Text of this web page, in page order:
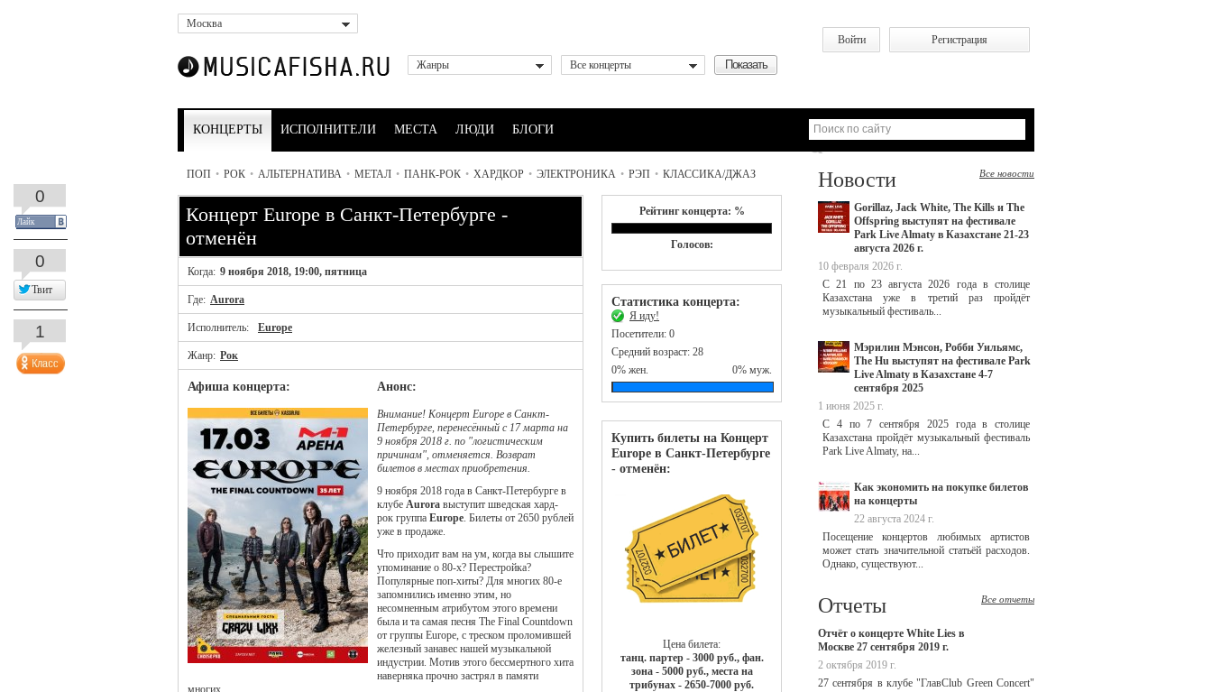
Москва
Войти
Регистрация
Жанры
Все концерты
КОНЦЕРТЫ ИСПОЛНИТЕЛИ МЕСТА ЛЮДИ БЛОГИ
ПОП • РОК • АЛЬТЕРНАТИВА • МЕТАЛ • ПАНК-РОК • ХАРДКОР • ЭЛЕКТРОНИКА • РЭП • КЛАССИКА/ДЖАЗ
Рейтинг концерта: %
Голосов:
Статистика концерта:
Я иду!
Посетители: 0
Средний возраст: 28
0% жен.
0% муж.
Купить билеты на Концерт
Europe в Санкт-Петербурге
- отменён:
Цена билета:
танц. партер - 3000 руб., фан.
зона - 5000 руб., места на
трибунах - 2650-7000 руб.
Концерт Europe в Санкт-Петербурге -
отменён
Когда: 9 ноября 2018, 19:00, пятница
Где: Aurora
Исполнитель: Europe
Жанр: Рок
Афиша концерта: Анонс:
Внимание! Концерт Europe в Санкт-
Петербурге, перенесённый с 17 марта на
9 ноября 2018 г. по "логистическим
причинам", отменяется. Возврат
билетов в местах приобретения.
9 ноября 2018 года в Санкт-Петербурге в
клубе Aurora выступит шведская хард-
рок группа Europe. Билеты от 2650 рублей
уже в продаже.
Что приходит вам на ум, когда вы слышите
упоминание о 80-х? Перестройка?
Популярные поп-хиты? Для многих 80-е
запомнились именно этим, но
несомненным атрибутом этого времени
была и та самая песня The Final Countdown
от группы Europe, с треском проломившей
железный занавес нашей музыкальной
индустрии. Мотив этого бессмертного хита
наверняка прочно застрял в памяти
многих.
Новости Все новости
Gorillaz, Jack White, The Kills и The
Offspring выступят на фестивале
Park Live Almaty в Казахстане 21-23
августа 2026 г.
10 февраля 2026 г.
С 21 по 23 августа 2026 года в столице
Казахстана уже в третий раз пройдёт
музыкальный фестиваль...
Мэрилин Мэнсон, Робби Уильямс,
The Hu выступят на фестивале Park
Live Almaty в Казахстане 4-7
сентября 2025
1 июня 2025 г.
С 4 по 7 сентября 2025 года в столице
Казахстана пройдёт музыкальный фестиваль
Park Live Almaty, на...
Как экономить на покупке билетов
на концерты
22 августа 2024 г.
Посещение концертов любимых артистов
может стать значительной статьёй расходов.
Однако, существуют...
Отчеты Все отчеты
Отчёт о концерте White Lies в
Москве 27 сентября 2019 г.
2 октября 2019 г.
27 сентября в клубе "ГлавClub Green Concert"
0
Лайк
0
Твит
1